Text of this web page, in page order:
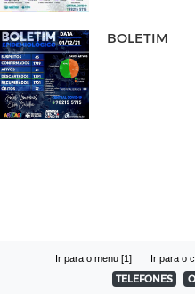
BOLETIM
Ir para o menu [1] Ir para o
TELEFONES